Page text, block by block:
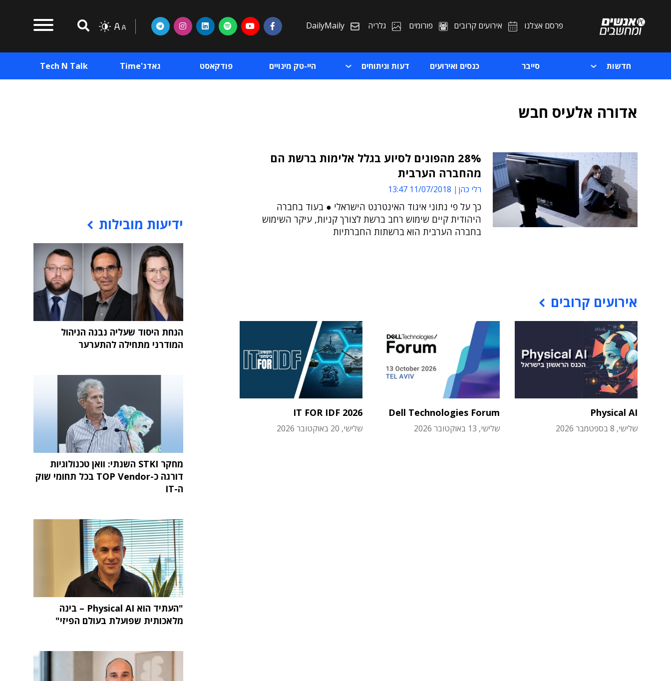
פרסם אצלנו אירועים קרובים פורומים גלריה DailyMaily
חדשות סייבר כנסים ואירועים דעות וניתוחים היי-טק מינויים פודקאסט גאדג'Time Tech N Talk
אדורה אלעיס חבש
28% מהפונים לסיוע בגלל אלימות ברשת הם
מהחברה הערבית
רלי כהן 11/07/2018 13:47
כך על פי נתוני איגוד האינטרנט הישראלי ● בעוד בחברה
היהודית קיים שימוש רחב ברשת לצורך קניות, עיקר השימוש
בחברה הערבית הוא ברשתות החברתיות
אירועים קרובים
Physical AI
שלישי, 8 בספטמבר 2026
Dell Technologies Forum
שלישי, 13 באוקטובר 2026
IT FOR IDF 2026
שלישי, 20 באוקטובר 2026
ידיעות מובילות
הנחת היסוד שעליה נבנה הניהול
המודרני מתחילה להתערער
מחקר STKI השנתי: וואן טכנולוגיות
דורגה כ-TOP Vendor בכל תחומי שוק
ה-IT
"העתיד הוא Physical AI – בינה
מלאכותית שפועלת בעולם הפיזי"